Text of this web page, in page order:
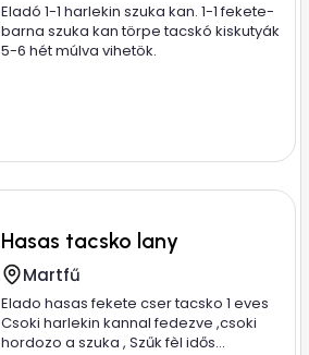
Eladó 1-1 harlekin szuka kan. 1-1 fekete-
barna szuka kan törpe tacskó kiskutyák
5-6 hét múlva vihetök.
Hasas tacsko lany
Martfű
Elado hasas fekete cser tacsko 1 eves
Csoki harlekin kannal fedezve ,csoki
hordozo a szuka , Szűk fèl idős...